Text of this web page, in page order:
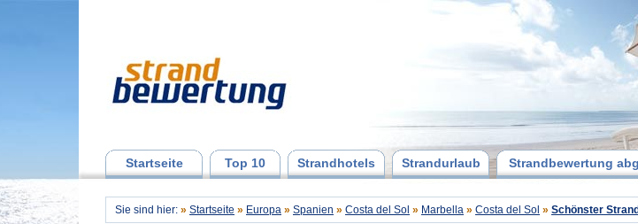
Startseite Top 10 Strandhotels Strandurlaub Strandbewertung
Sie sind hier: » Startseite » Europa » Spanien » Costa del Sol » Marbella » Costa del Sol » Schönster